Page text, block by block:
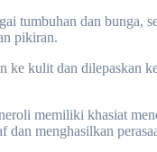
pikiran.
ke kulit dan dilepaskan
memiliki khasiat
dan menghasilkan